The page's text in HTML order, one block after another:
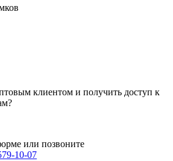
клиентом и получить доступ к
или позвоните
10-07